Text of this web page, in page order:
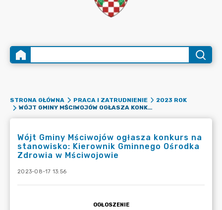
STRONA GŁÓWNA PRACA I ZATRUDNIENIE
2023 ROK
WÓJT GMINY MŚCIWOJÓW OGŁASZA KONKURS NA STANOWISKO: KIEROWNIK GMINNEGO OŚRODKA ZDROWIA W MŚCIWOJOWIE
Wójt Gminy Mściwojów ogłasza konkurs na
stanowisko: Kierownik Gminnego Ośrodka
Zdrowia w Mściwojowie
2023-08-17 13:56